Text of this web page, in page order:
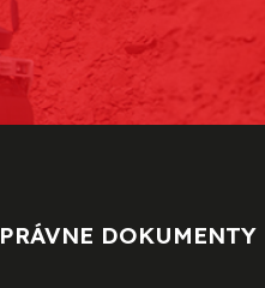
PRÁVNE DOKUMENTY